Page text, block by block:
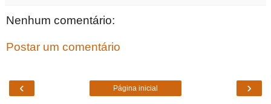
Nenhum comentário:
Postar um comentário
‹ ›
Página inicial